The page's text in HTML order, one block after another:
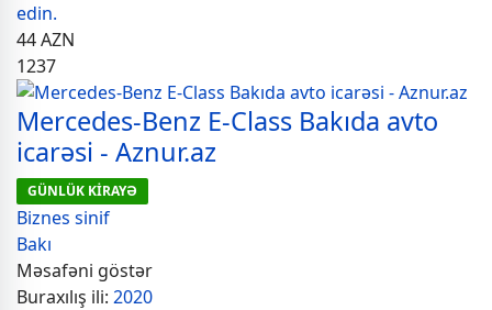
edin.
44AZN
1237
Mercedes-Benz E-Class Bakıda avto
icarəsi - Aznur.az
GÜNLÜK KİRAYƏ
Biznes sinif
Bakı
Məsafəni göstər
Buraxılış ili: 2020